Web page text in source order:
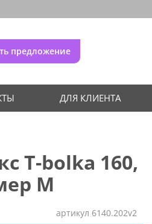
предложение
ДЛЯ КЛИЕНТА
T-bolka 160,
M
артикул 6140.202v2